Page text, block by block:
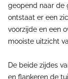
geopend naar de
ontstaat er een
voorzijde en een
mooiste uitzicht
De beide zijdes
en flankeren de